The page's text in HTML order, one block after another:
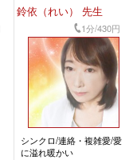
鈴依（れい） 先生
1分/430円
シンクロ/連絡・複雑愛/愛
に溢れ暖かい